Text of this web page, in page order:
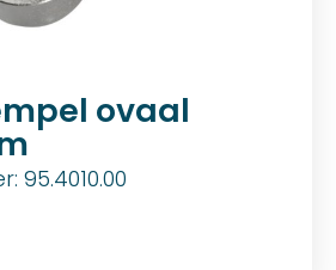
ovaal
95.4010.00